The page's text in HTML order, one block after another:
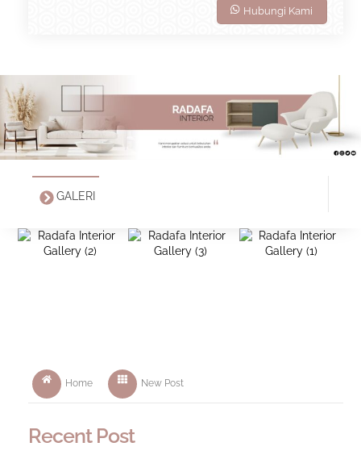
Hubungi Kami
GALERI
Home New Post
Recent Post